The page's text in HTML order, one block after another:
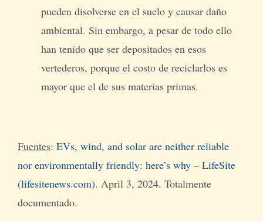
pueden disolverse en el suelo y causar daño
ambiental. Sin embargo, a pesar de todo ello
han tenido que ser depositados en esos
vertederos, porque el costo de reciclarlos es
mayor que el de sus materias primas.
Fuentes: EVs, wind, and solar are neither reliable
nor environmentally friendly: here’s why – LifeSite
(lifesitenews.com). April 3, 2024. Totalmente
documentado.